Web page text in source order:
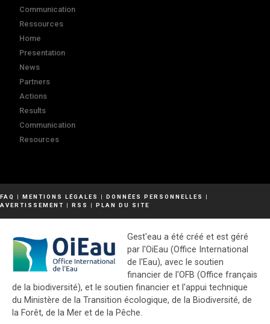
Communication
Ressources
Home
Presentation
News
Partners
Actions
Results
Communication
Resources
FAQ | MENTIONS LÉGALES | DONNÉES PERSONNELLES
|
AVERTISSEMENT | RSS | PLAN DU SITE
Gest'eau a été créé et est géré
par l'OiEau (Office International
de l'Eau), avec le soutien
financier de l'OFB (Office français
de la biodiversité), et le soutien financier et l'appui technique
du Ministère de la Transition écologique, de la Biodiversité, de
la Forêt, de la Mer et de la Pêche.